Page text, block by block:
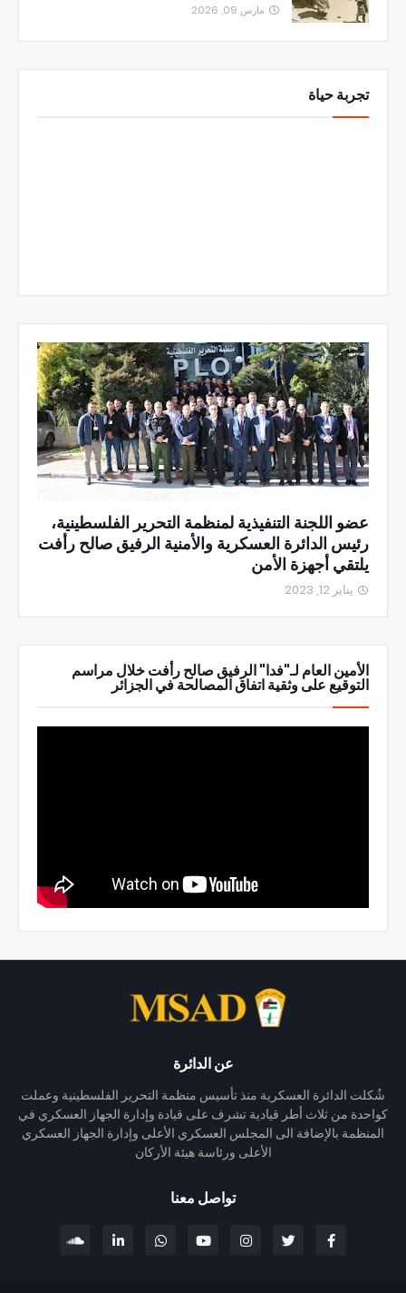
مارس 09, 2026
تجربة حياة
عضو اللجنة التنفيذية لمنظمة التحرير الفلسطينية،
رئيس الدائرة العسكرية والأمنية الرفيق صالح رأفت
يلتقي أجهزة الأمن
يناير 12, 2023
الأمين العام لـ"فدا" الرفيق صالح رأفت خلال مراسم
التوقيع على وثقية اتفاق المصالحة في الجزائر
عن الدائرة
شُكلت الدائرة العسكرية منذ تأسيس منظمة التحرير الفلسطينية وعملت
كواحدة من ثلاث أطر قيادية تشرف على قيادة وإدارة الجهاز العسكري في
المنظمة بالإضافة الى المجلس العسكري الأعلى وإدارة الجهاز العسكري
الأعلى ورئاسة هيئة الأركان
تواصل معنا